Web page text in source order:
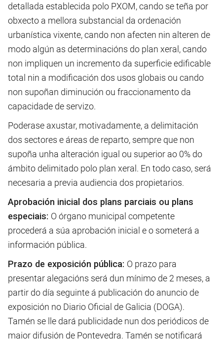
detallada establecida polo PXOM, cando se teña por
obxecto a mellora substancial da ordenación
urbanística vixente, cando non afecten nin alteren de
modo algún as determinacións do plan xeral, cando
non impliquen un incremento da superficie edificable
total nin a modificación dos usos globais ou cando
non supoñan diminución ou fraccionamento da
capacidade de servizo.
Poderase axustar, motivadamente, a delimitación
dos sectores e áreas de reparto, sempre que non
supoña unha alteración igual ou superior ao 0% do
ámbito delimitado polo plan xeral. En todo caso, será
necesaria a previa audiencia dos propietarios.
Aprobación inicial dos plans parciais ou plans
especiais: O órgano municipal competente
procederá a súa aprobación inicial e o someterá a
información pública.
Prazo de exposición pública: O prazo para
presentar alegacións será dun mínimo de 2 meses, a
partir do día seguinte á publicación do anuncio de
exposición no Diario Oficial de Galicia (DOGA).
Tamén se lle dará publicidade nun dos periódicos de
maior difusión de Pontevedra. Tamén se notificará